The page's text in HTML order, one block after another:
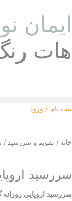
به
محتوا
ایمان
هات
ثبت نام / ورود
خانه / تقویم و سررسید /
سررسید
سررسید اروپایی روزانه